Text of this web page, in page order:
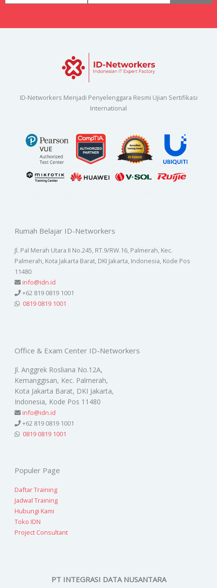
ID-Networkers Menjadi Penyelenggara Resmi Ujian Sertifikasi
International
Rumah Belajar ID-Networkers
Jl. Pal Merah Utara II No.245, RT.9/RW.16, Palmerah, Kec.
Palmerah, Kota Jakarta Barat, DKI Jakarta, Indonesia, Kode Pos
11480
info@idn.id
+62 819 0819 1001
0819 0819 1001
Office & Exam Center ID-Networkers
Jl. Anggrek Rosliana No.12A,
Kemanggisan, Kec. Palmerah,
Kota Jakarta Barat, DKI Jakarta,
Indonesia, Kode Pos 11480
info@idn.id
+62 819 0819 1001
0819 0819 1001
Populer Page
Daftar Training
Jadwal Training
Hubungi Kami
Toko IDN
Project Consultant
PT INTEGRASI DATA NUSANTARA